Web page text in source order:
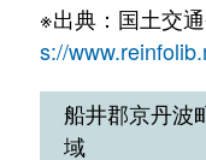
※出典：国土交
s://
船井郡京丹波
域